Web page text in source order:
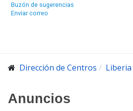
Buzón de sugerencias
Enviar correo
Dirección de Centros Liberia
Anuncios